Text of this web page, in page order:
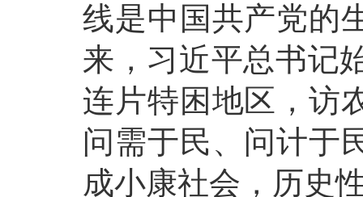
线是中国共产党的
来，习近平总书记
连片特困地区，访
问需于民、问计于
成小康社会，历史